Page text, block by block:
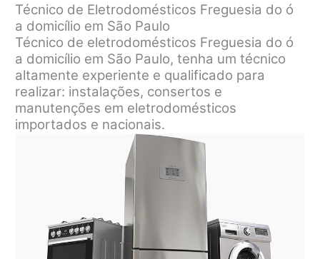
Técnico de Eletrodomésticos Freguesia do ó
a domicílio em São Paulo
Técnico de eletrodomésticos Freguesia do ó
a domicílio em São Paulo, tenha um técnico
altamente experiente e qualificado para
realizar: instalações, consertos e
manutenções em eletrodomésticos
importados e nacionais.